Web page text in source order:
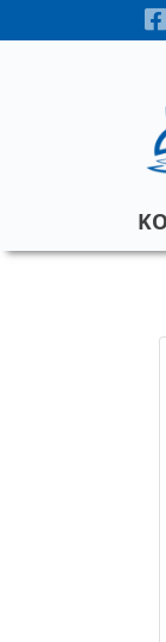
Liigu edasi